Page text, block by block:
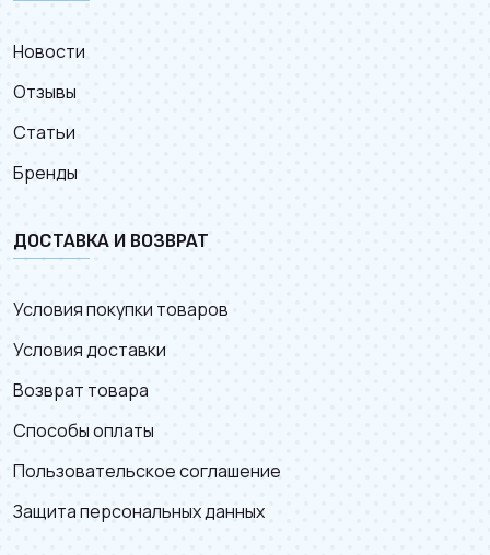
Новости
Отзывы
Статьи
Бренды
ДОСТАВКА И ВОЗВРАТ
Условия покупки товаров
Условия доставки
Возврат товара
Способы оплаты
Пользовательское соглашение
Защита персональных данных